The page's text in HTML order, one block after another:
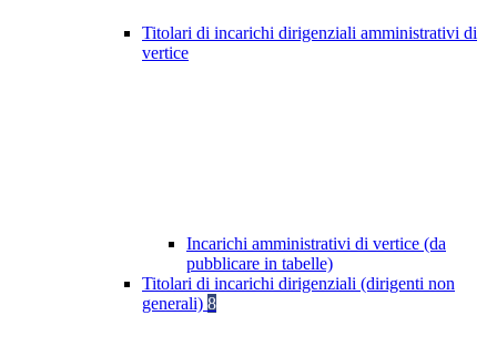
Titolari di incarichi dirigenziali amministrativi di
vertice
Incarichi amministrativi di vertice (da
pubblicare in tabelle)
Titolari di incarichi dirigenziali (dirigenti non
generali) 8